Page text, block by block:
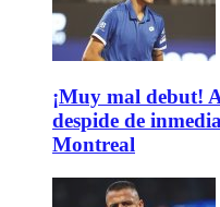
¡Muy mal debut!
despide de
Montreal